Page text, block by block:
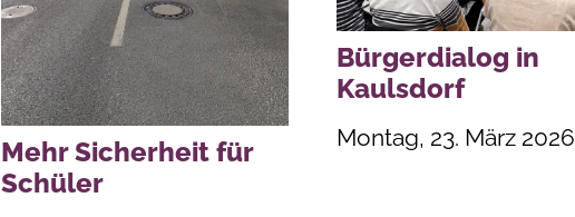
Mehr Sicherheit für
Schüler
Bürgerdialog in
Kaulsdorf
Montag, 23. März 2026